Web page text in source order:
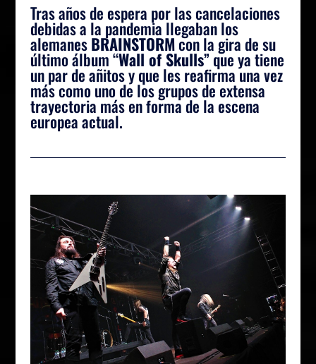
Tras años de espera por las cancelaciones
debidas a la pandemia llegaban los
alemanesBRAINSTORMcon la gira de su
último álbum “Wall of Skulls” que ya tiene
un par de añitos y que les reafirma una vez
más como uno de los grupos de extensa
trayectoria más en forma de la escena
europea actual.